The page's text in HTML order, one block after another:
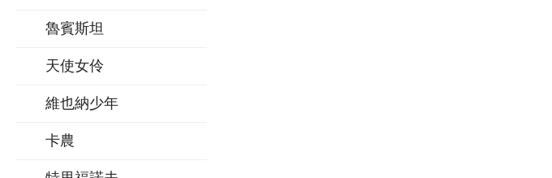
魯賓斯坦
天使女伶
維也納少年
卡農